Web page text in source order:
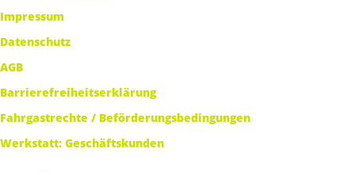
Impressum
Datenschutz
AGB
Barrierefreiheitserklärung
Fahrgastrechte / Beförderungsbedingungen
Werkstatt: Geschäftskunden